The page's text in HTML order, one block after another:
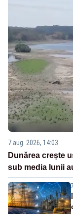
7 aug. 2026, 14:03
Dunărea crește
sub media lunii